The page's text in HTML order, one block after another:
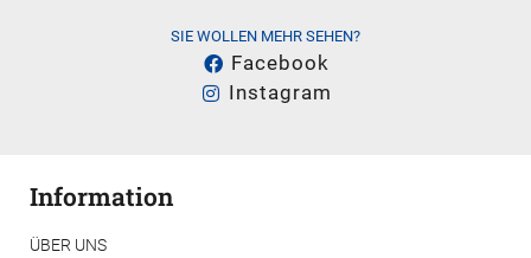
SIE WOLLEN MEHR SEHEN?
Facebook
Instagram
Information
ÜBER UNS